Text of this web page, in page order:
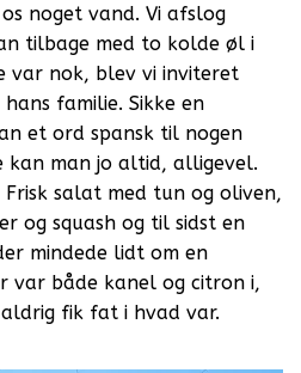
noget vand. Vi afslog
tilbage med to kolde øl i
var nok, blev vi inviteret
familie. Sikke en
et ord spansk til nogen
kan man jo altid, alligevel.
salat med tun og oliven,
og squash og til sidst en
mindede lidt om en
var både kanel og citron i,
fik fat i hvad var.